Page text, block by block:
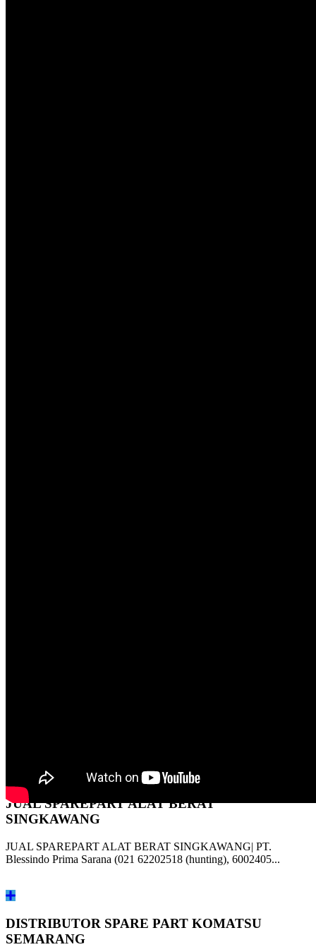
JUAL SPAREPART ALAT BERAT
SINGKAWANG
JUAL SPAREPART ALAT BERAT SINGKAWANG| PT.
Blessindo Prima Sarana (021 62202518 (hunting), 6002405...
DISTRIBUTOR SPARE PART KOMATSU
SEMARANG